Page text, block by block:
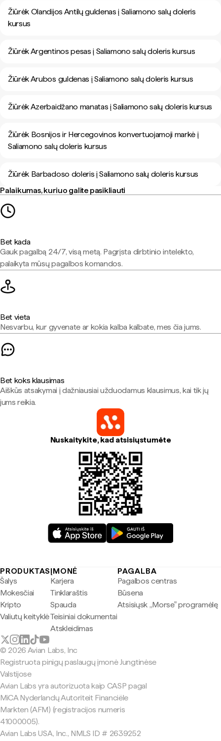
Žiūrėk Olandijos Antilų guldenas į Saliamono salų doleris
kursus
Žiūrėk Argentinos pesas į Saliamono salų doleris kursus
Žiūrėk Arubos guldenas į Saliamono salų doleris kursus
Žiūrėk Azerbaidžano manatas į Saliamono salų doleris kursus
Žiūrėk Bosnijos ir Hercegovinos konvertuojamoji markė į
Saliamono salų doleris kursus
Žiūrėk Barbadoso doleris į Saliamono salų doleris kursus
Palaikumas, kuriuo galite pasikliauti
Bet kada
Gauk pagalbą 24/7, visą metą. Pagrįsta dirbtinio intelekto,
palaikyta mūsų pagalbos komandos.
Bet vieta
Nesvarbu, kur gyvenate ar kokia kalba kalbate, mes čia jums.
Bet koks klausimas
Aiškūs atsakymai į dažniausiai užduodamus klausimus, kai tik jų
jums reikia.
Nuskaitykite, kad atsisiųstumėte
PRODUKTAS
Šalys
Mokesčiai
Kripto
Valiutų keityklė
ĮMONĖ
Karjera
Tinklaraštis
Spauda
Teisiniai dokumentai
Atskleidimas
PAGALBA
Pagalbos centras
Būsena
Atsisiųsk „Morse" programėlę
© 2026 Avian Labs, Inc
Registruota pinigų paslaugų įmonė Jungtinėse
Valstijose
Avian Labs yra autorizuota kaip CASP pagal
MiCA Nyderlandų Autoriteit Financiële
Markten (AFM) (registracijos numeris
41000005).
Avian Labs USA, Inc., NMLS ID # 2639252